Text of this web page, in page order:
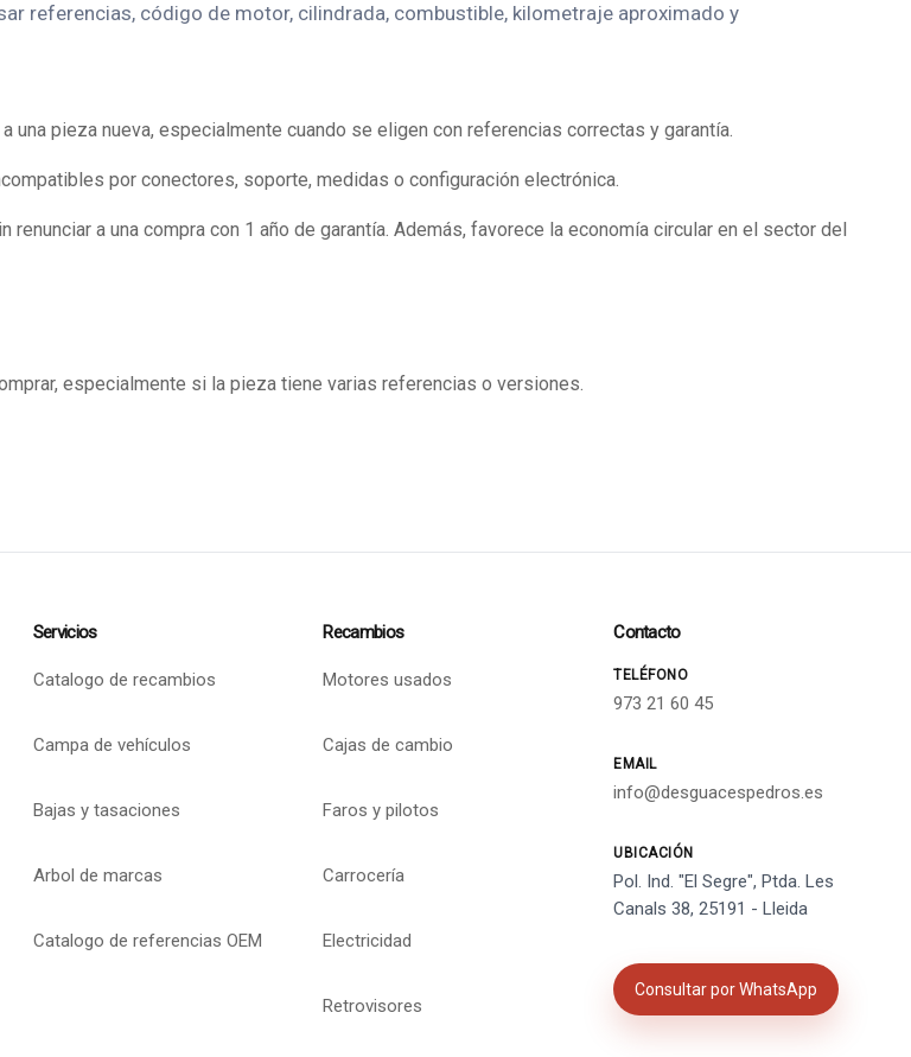
referencias, código de motor, cilindrada, combustible, kilometraje aproximado y
pieza nueva, especialmente cuando se eligen con referencias correctas y garantía.
por conectores, soporte, medidas o configuración electrónica.
a una compra con 1 año de garantía. Además, favorece la economía circular en el sector del
especialmente si la pieza tiene varias referencias o versiones.
Servicios
Catalogo de recambios
Campa de vehículos
Bajas y tasaciones
Arbol de marcas
Catalogo de referencias OEM
Recambios
Motores usados
Cajas de cambio
Faros y pilotos
Carrocería
Electricidad
Retrovisores
Contacto
TELÉFONO
973 21 60 45
EMAIL
info@desguacespedros.es
UBICACIÓN
Pol. Ind. "El Segre", Ptda. Les
Canals 38, 25191 - Lleida
Consultar por WhatsApp